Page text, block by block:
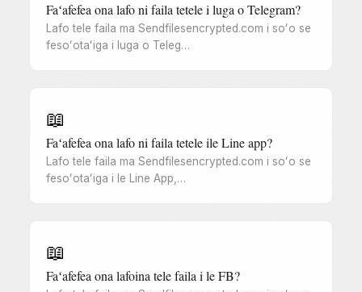
Faʻafefea ona lafo ni faila tetele i luga o Telegram?
Lafo tele faila ma Sendfilesencrypted.com i soʻo se
fesoʻotaʻiga i luga o Teleg…
📖
Faʻafefea ona lafo ni faila tetele ile Line app?
Lafo tele faila ma Sendfilesencrypted.com i soʻo se
fesoʻotaʻiga i le Line App,…
📖
Faʻafefea ona lafoina tele faila i le FB?